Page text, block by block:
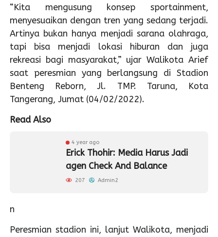
“Kita mengusung konsep sportainment,
menyesuaikan dengan tren yang sedang terjadi.
Artinya bukan hanya menjadi sarana olahraga,
tapi bisa menjadi lokasi hiburan dan juga
rekreasi bagi masyarakat,” ujar Walikota Arief
saat peresmian yang berlangsung di Stadion
Benteng Reborn, Jl. TMP. Taruna, Kota
Tangerang, Jumat (04/02/2022).
Read Also
4 year ago
Erick Thohir: Media Harus Jadi
agen Check And Balance
207 Admin2
n
Peresmian stadion ini, lanjut Walikota, menjadi